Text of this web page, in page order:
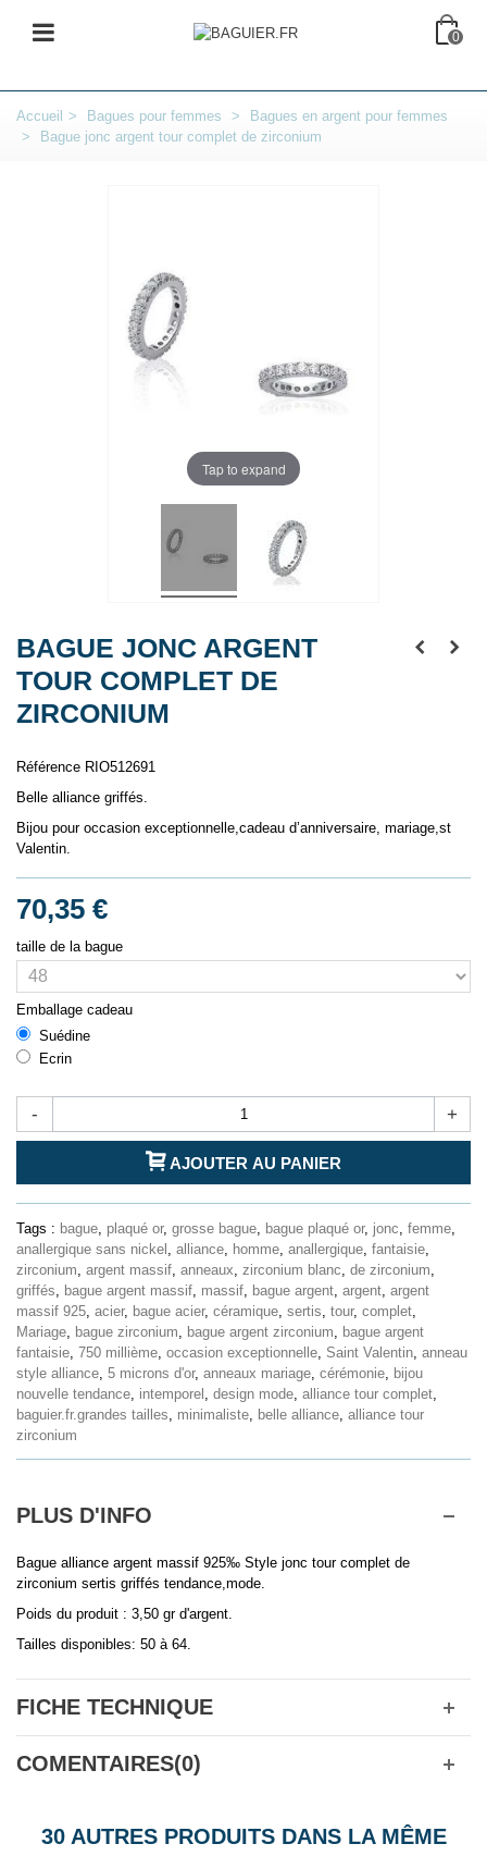
0
Accueil > Bagues pour femmes >
Bagues en argent pour femmes
>
Bague jonc argent tour complet de zirconium
Tap to expand
BAGUE JONC ARGENT
TOUR COMPLET DE
ZIRCONIUM
Référence RIO512691
Belle alliance griffés.
Bijou pour occasion exceptionnelle,cadeau d’anniversaire, mariage,st
Valentin.
70,35 €
taille de la bague
Emballage cadeau
Suédine
Ecrin
- +
AJOUTER AU PANIER
Tags : bague, plaqué or, grosse bague, bague plaqué or, jonc, femme,
anallergique sans nickel , alliance, homme, anallergique, fantaisie,
zirconium, argent massif, anneaux, zirconium blanc, de zirconium,
griffés, bague argent massif, massif, bague argent, argent, argent
massif 925, acier, bague acier, céramique, sertis, tour, complet,
Mariage, bague zirconium, bague argent zirconium, bague argent
fantaisie, 750 millième, occasion exceptionnelle, Saint Valentin, anneau
style alliance, 5 microns d'or, anneaux mariage, cérémonie, bijou
nouvelle tendance, intemporel , design mode, alliance tour complet,
baguier.fr.grandes tailles, minimaliste, belle alliance, alliance tour
zirconium
PLUS D'INFO
Bague alliance argent massif 925‰ Style jonc tour complet de
zirconium sertis griffés tendance,mode.
Poids du produit : 3,50 gr d'argent.
Tailles disponibles: 50 à 64.
FICHE TECHNIQUE
COMENTAIRES(0)
30 AUTRES PRODUITS DANS LA MÊME